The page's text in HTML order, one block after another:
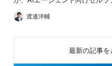
渡邉洋輔
最新の記事